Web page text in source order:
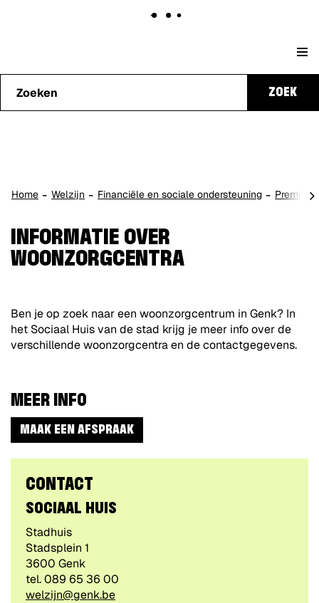
Genk
kunnen
we je
ZOEK
Home Welzijn Financiële en sociale ondersteuning Premies
INFORMATIE OVER
WOONZORGCENTRA
Ben je op zoek naar een woonzorgcentrum in Genk? In
het Sociaal Huis van de stad krijg je meer info over de
verschillende woonzorgcentra en de contactgegevens.
MEER INFO
MAAK EEN AFSPRAAK
CONTACT
SOCIAAL HUIS
Gebouw
Stadhuis
Adres
Stadsplein 1
,3600 Genk
tel. 089 65 36 00
E-
welzijn@genk.be